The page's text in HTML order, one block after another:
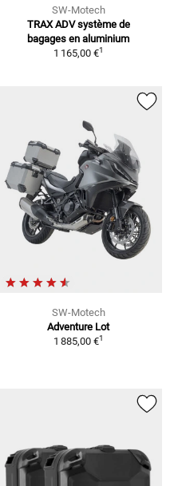
SW-Motech
TRAX ADV système de
bagages en aluminium
1 165,00 €1
SW-Motech
Adventure Lot
1 885,00 €1